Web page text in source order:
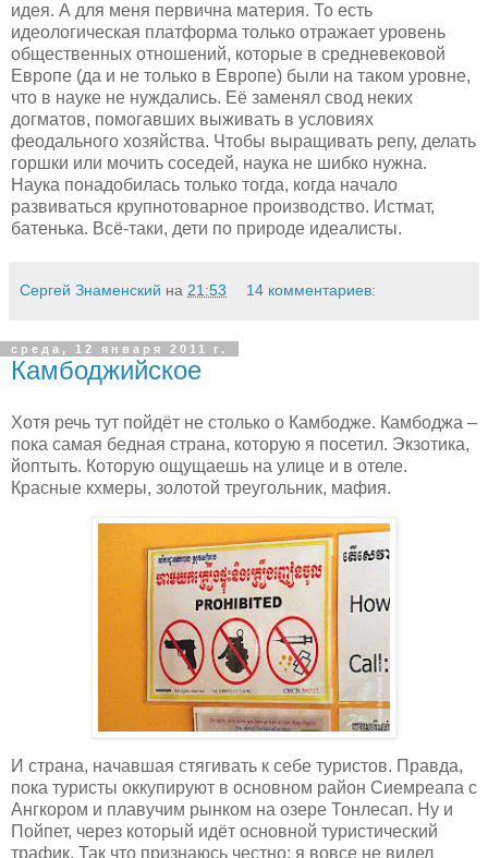
идея. А для меня первична материя. То есть
идеологическая платформа только отражает уровень
общественных отношений, которые в средневековой
Европе (да и не только в Европе) были на таком уровне,
что в науке не нуждались. Её заменял свод неких
догматов, помогавших выживать в условиях
феодального хозяйства. Чтобы выращивать репу, делать
горшки или мочить соседей, наука не шибко нужна.
Наука понадобилась только тогда, когда начало
развиваться крупнотоварное производство. Истмат,
батенька. Всё-таки, дети по природе идеалисты.
Сергей Знаменский на 21:53 14 комментариев:
среда, 12 января 2011 г.
Камбоджийское
Хотя речь тут пойдёт не столько о Камбодже. Камбоджа –
пока самая бедная страна, которую я посетил. Экзотика,
йоптыть. Которую ощущаешь на улице и в отеле.
Красные кхмеры, золотой треугольник, мафия.
И страна, начавшая стягивать к себе туристов. Правда,
пока туристы оккупируют в основном район Сиемреапа с
Ангкором и плавучим рынком на озере Тонлесап. Ну и
Пойпет, через который идёт основной туристический
трафик. Так что признаюсь честно: я вовсе не видел